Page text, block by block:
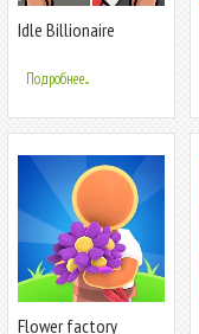
Idle Billionaire
Подробнее...
Flower factory